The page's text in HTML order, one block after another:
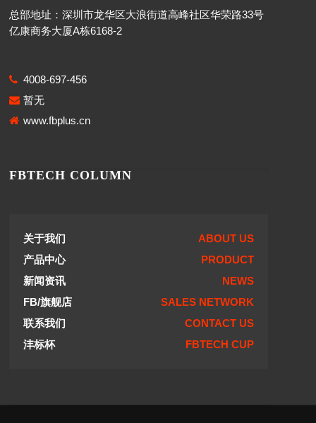
总部地址：深圳市龙华区大浪街道高峰社区华荣路33号
亿康商务大厦A栋6168-2
4008-697-456
暂无
www.fbplus.cn
FBTECH COLUMN
关于我们
ABOUT US
产品中心
PRODUCT
新闻资讯
NEWS
FB/旗舰店
SALES NETWORK
联系我们
CONTACT US
沣标杯
FBTECH CUP